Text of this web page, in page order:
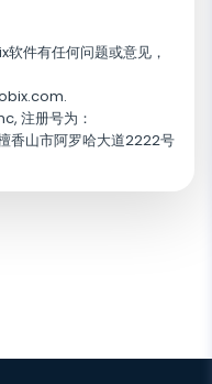
件有任何问题或意见，
.
注册号为：
香山市阿罗哈大道2222号